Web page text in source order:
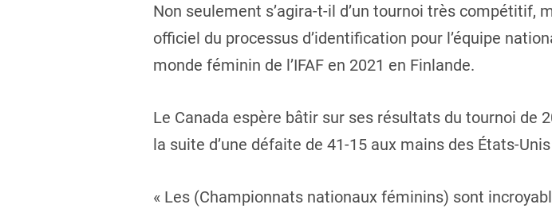
Non seulement s’agira-t-il d’un tournoi très compétitif,
officiel du processus d’identification pour l’équipe
monde féminin de l’IFAF en 2021 en Finlande.
Le Canada espère bâtir sur ses résultats du tournoi de
la suite d’une défaite de 41-15 aux mains des États-
« Les (Championnats nationaux féminins) sont